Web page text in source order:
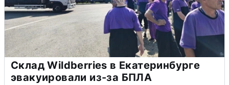
Склад Wildberries в Екатеринбурге
эвакуировали из-за БПЛА